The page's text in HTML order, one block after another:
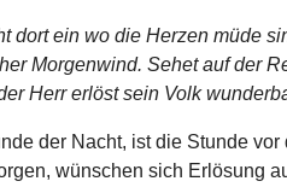
dort ein wo die Herzen müde
Morgenwind. Sehet auf der
Herr erlöst sein Volk
der Nacht, ist die Stunde
wünschen sich Erlösung